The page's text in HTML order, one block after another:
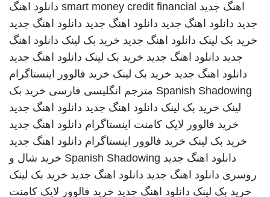
اهنگ جدید smart money credit financial دانلود اهنگ
جدید دانلود اهنگ جدید دانلود اهنگ جدید دانلود اهنگ جدید
خرید بک لینک دانلود اهنگ جدید خرید بک لینک دانلود اهنگ
جدید دانلود اهنگ جدید خرید بک لینک دانلود اهنگ جدید
دانلود اهنگ جدید خرید بک لینک خرید فالوور اینستاگرام
Spanish Shadowing مترجم انگلیسی فارسی خرید بک
لینک خرید بک لینک دانلود اهنگ جدید دانلود اهنگ جدید
خرید فالوور لایک کامنت اینستاگرام دانلود اهنگ جدید
خرید بک لینک خرید فالوور اینستاگرام دانلود اهنگ جدید
دانلود اهنگ جدید Spanish Shadowing خرید شال و
روسری دانلود اهنگ جدید دانلود اهنگ جدید خرید بک لینک
خرید بک لینک دانلود اهنگ جدید خرید فالوور لایک کامنت